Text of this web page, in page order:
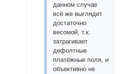
данном случае
всё же выглядит
достаточно
весомой, т.к.
затрагивает
дефолтные
платёжные поля, и
объективно не